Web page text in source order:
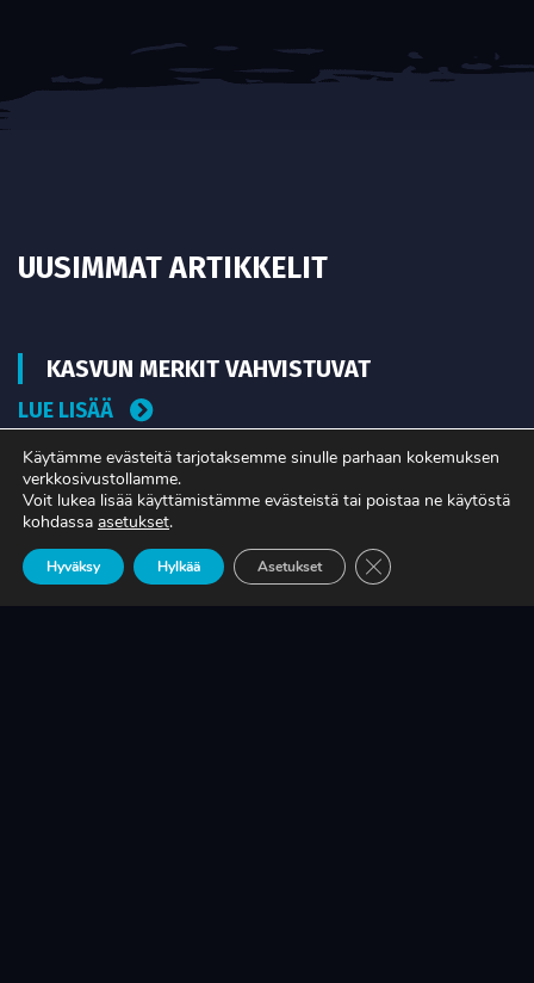
UUSIMMAT ARTIKKELIT
KASVUN MERKIT VAHVISTUVAT
LUE LISÄÄ
TIEDÄTKÖ, MITÄ TUOTANTONNE OIKEASTI
MAKSAA?
LUE LISÄÄ
Käytämme evästeitä tarjotaksemme sinulle parhaan kokemuksen
verkkosivustollamme.
Voit lukea lisää käyttämistämme evästeistä tai poistaa ne käytöstä
kohdassa asetukset.
Hyväksy Hylkää Asetukset Sulje evästebanneri